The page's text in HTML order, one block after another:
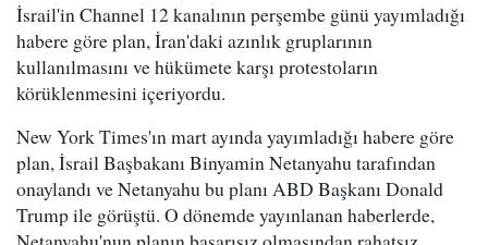
İsrail'in Channel 12 kanalının perşembe günü yayımladığı
habere göre plan, İran'daki azınlık gruplarının
kullanılmasını ve hükümete karşı protestoların
körüklenmesini içeriyordu.
New York Times'ın mart ayında yayımladığı habere göre
plan, İsrail Başbakanı Binyamin Netanyahu tarafından
onaylandı ve Netanyahu bu planı ABD Başkanı Donald
Trump ile görüştü. O dönemde yayınlanan haberlerde,